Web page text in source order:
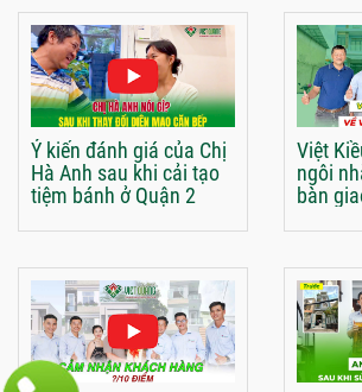
Ý kiến đánh giá của Chị
Hà Anh sau khi cải tạo
tiệm bánh ở Quận 2
Việt
ngôi
bàn